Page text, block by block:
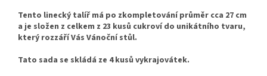
Tento linecký talíř má po zkompletování průměr cca 27 cm
a je složen z celkem z 23 kusů cukroví do unikátního tvaru,
který rozzáří Vás Vánoční stůl.
Tato sada se skládá ze 4 kusů vykrajovátek.